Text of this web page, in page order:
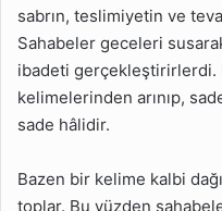
sabrın, teslimiyetin ve
Sahabeler geceleri
ibadeti gerçekleştirirlerdi.
kelimelerinden arınıp,
sade hâlidir.
Bazen bir kelime kalbi
toplar. Bu yüzden